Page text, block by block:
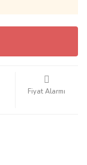
Fiyat Alarmı